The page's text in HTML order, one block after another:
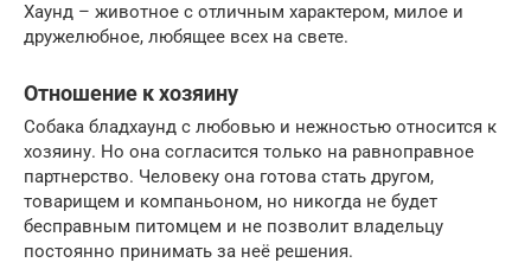
Хаунд – животное с отличным характером, милое и
дружелюбное, любящее всех на свете.
Отношение к хозяину
Собака бладхаунд с любовью и нежностью относится к
хозяину. Но она согласится только на равноправное
партнерство. Человеку она готова стать другом,
товарищем и компаньоном, но никогда не будет
бесправным питомцем и не позволит владельцу
постоянно принимать за неё решения.